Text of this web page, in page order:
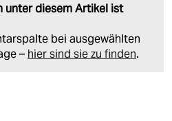
unter diesem Artikel ist
bei ausgewählten
– hier sind sie zu finden.